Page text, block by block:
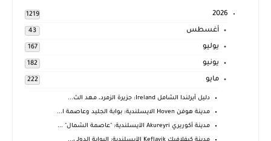
2026
1219
أغسطس 43
يوليو 167
يونيو 182
مايو 222
دليل أيرلندا الشامل Ireland: جزيرة الزمرد، مهد الث...
مدينة هوفن Hoven الايسلندية: بوابة الجليد وعاصمة ا...
مدينة أكوريري Akureyri الآيسلندية: "عاصمة الشمال" ...